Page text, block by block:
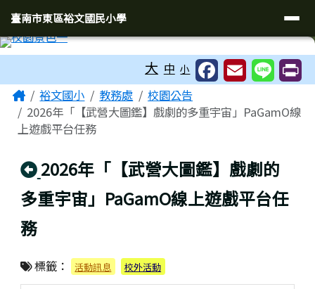
臺南市東區裕文國民小學
導覽列
臺南市東區裕文國民小學
大 中 小
主內容區域
Home裕文國小 教務處
校園公告
2026年「【武營大圖鑑】戲劇的多重宇宙」PaGamO線
上遊戲平台任務
回上頁
2026年「【武營大圖鑑】戲劇的
多重宇宙」PaGamO線上遊戲平台任
務
標籤： 活動訊息 校外活動
頁尾區域